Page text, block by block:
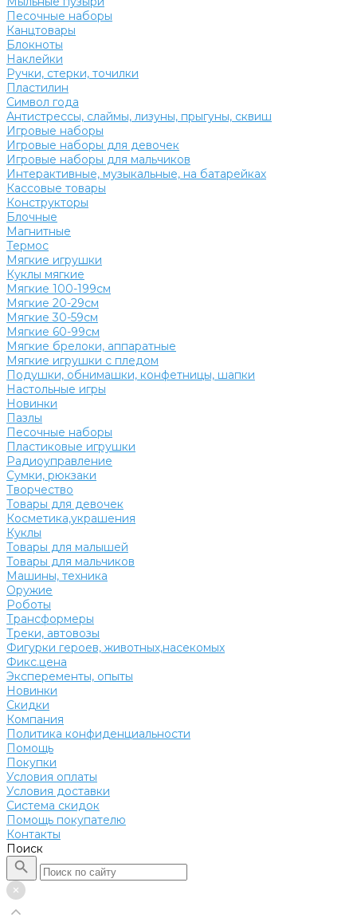
Песочные наборы
Канцтовары
Блокноты
Наклейки
Ручки, стерки, точилки
Пластилин
Символ года
Антистрессы, слаймы, лизуны, прыгуны, сквиш
Игровые наборы
Игровые наборы для девочек
Игровые наборы для мальчиков
Интерактивные, музыкальные, на батарейках
Кассовые товары
Конструкторы
Блочные
Магнитные
Термос
Мягкие игрушки
Куклы мягкие
Мягкие 100-199см
Мягкие 20-29см
Мягкие 30-59см
Мягкие 60-99см
Мягкие брелоки, аппаратные
Мягкие игрушки с пледом
Подушки, обнимашки, конфетницы, шапки
Настольные игры
Новинки
Пазлы
Песочные наборы
Пластиковые игрушки
Радиоуправление
Сумки, рюкзаки
Творчество
Товары для девочек
Косметика,украшения
Куклы
Товары для малышей
Товары для мальчиков
Машины, техника
Оружие
Роботы
Трансформеры
Треки, автовозы
Фигурки героев, животных,насекомых
Фикс.цена
Эксперементы, опыты
Новинки
Скидки
Компания
Политика конфиденциальности
Помощь
Покупки
Условия оплаты
Условия доставки
Система скидок
Помощь покупателю
Контакты
Поиск